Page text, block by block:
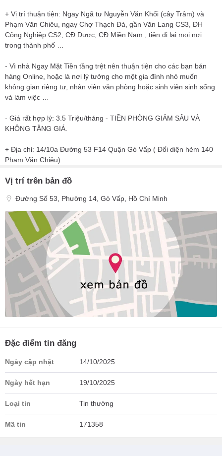
+ Vị trí thuận tiện: Ngay Ngã tư Nguyễn Văn Khối (cây Trâm) và
Phạm Văn Chiêu, ngay Chợ Thạch Đà, gần Văn Lang CS3, ĐH
Công Nghiệp CS2, CĐ Dược, CĐ Miền Nam , tiện đi lại mọi nơi
trong thành phố …
- Vì nhà Ngay Mặt Tiền tầng trệt nên thuận tiện cho các bạn bán
hàng Online, hoặc là nơi lý tưởng cho một gia đình nhỏ muốn
không gian riêng tư, nhân viên văn phòng hoặc sinh viên sinh sống
và làm việc …
- Giá rất hợp lý: 3.5 Triệu/tháng - TIỀN PHÒNG GIẢM SÂU VÀ
KHÔNG TĂNG GIÁ.
+ Địa chỉ: 14/10a Đường 53 F14 Quận Gò Vấp ( Đối diện hẻm 140
Phạm Văn Chiêu)
Vị trí trên bản đồ
Đường Số 53, Phường 14, Gò Vấp, Hồ Chí Minh
Đặc điểm tin đăng
Ngày cập nhật 14/10/2025
Ngày hết hạn 19/10/2025
Loại tin Tin thường
Mã tin 171358